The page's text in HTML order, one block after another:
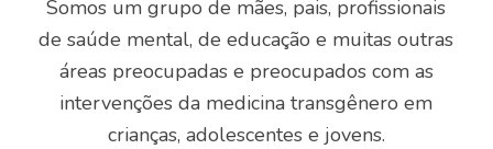
Somos um grupo de mães, pais, profissionais
de saúde mental, de educação e muitas outras
áreas preocupadas e preocupados com as
intervenções da medicina transgênero em
crianças, adolescentes e jovens.